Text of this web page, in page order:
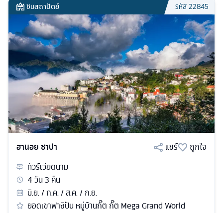
ชมสถาปัตย์ รหัส22845
ฮานอย ซาปา แชร์
ถูกใจ
ทัวร์เวียดนาม
4วัน3 คืน
มิ.ย. / ก.ค. / ส.ค. / ก.ย.
ยอดเขาฟาซิปัน หมู่บ้านกั๊ต กั๊ต Mega Grand World